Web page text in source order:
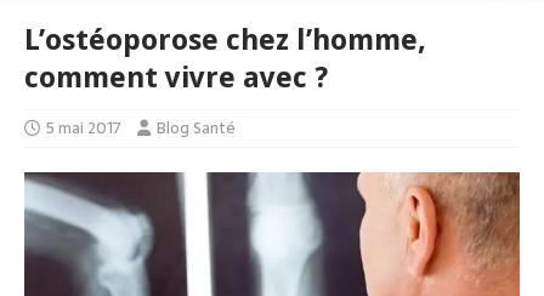
L’ostéoporose chez l’homme,
comment vivre avec ?
5 mai 2017 Blog Santé